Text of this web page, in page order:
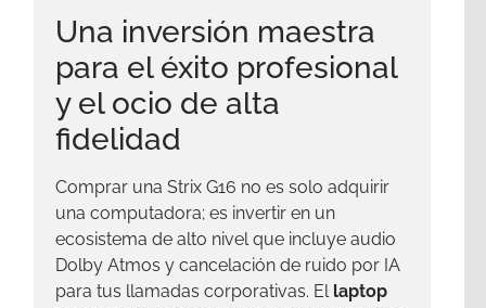
Una inversión maestra
para el éxito profesional
y el ocio de alta
fidelidad
Comprar una Strix G16 no es solo adquirir
una computadora; es invertir en un
ecosistema de alto nivel que incluye audio
Dolby Atmos y cancelación de ruido por IA
para tus llamadas corporativas. El laptop